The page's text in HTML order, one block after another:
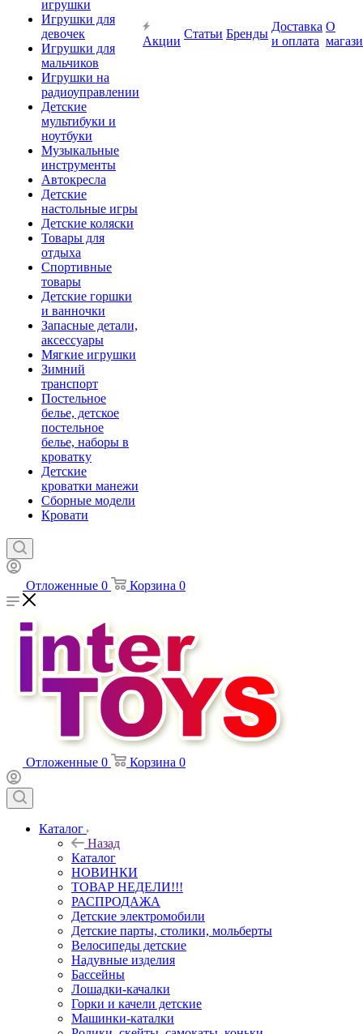
игрушки
Игрушки для
девочек
Игрушки для
мальчиков
Игрушки на
радиоуправлении
Детские
мультибуки и
ноутбуки
Музыкальные
инструменты
Автокресла
Детские
настольные игры
Детские коляски
Товары для
отдыха
Спортивные
товары
Детские горшки
и ванночки
Запасные детали,
аксессуары
Мягкие игрушки
Зимний
транспорт
Постельное
белье, детское
постельное
белье, наборы в
кроватку
Детские
кроватки манежи
Сборные модели
Кровати
Акции
Статьи Бренды
Доставка
и оплата
О
Отложенные 0 Корзина 0
Отложенные 0 Корзина 0
Каталог
Назад
Каталог
НОВИНКИ
ТОВАР НЕДЕЛИ!!!
РАСПРОДАЖА
Детские электромобили
Детские парты, столики, мольберты
Велосипеды детские
Надувные изделия
Бассейны
Лошадки-качалки
Горки и качели детские
Машинки-каталки